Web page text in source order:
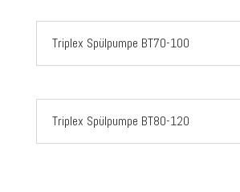
Triplex Spülpumpe BT70-100
Triplex Spülpumpe BT80-120